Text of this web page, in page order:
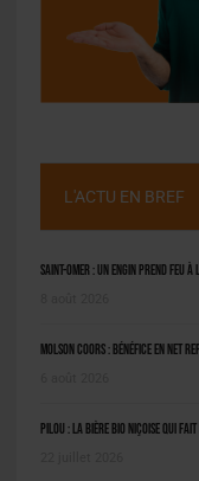
L'ACTU EN BREF
Saint-Omer : un engin prend feu
Molson Coors : bénéfice en net
Pilou : la bière bio niçoise qui